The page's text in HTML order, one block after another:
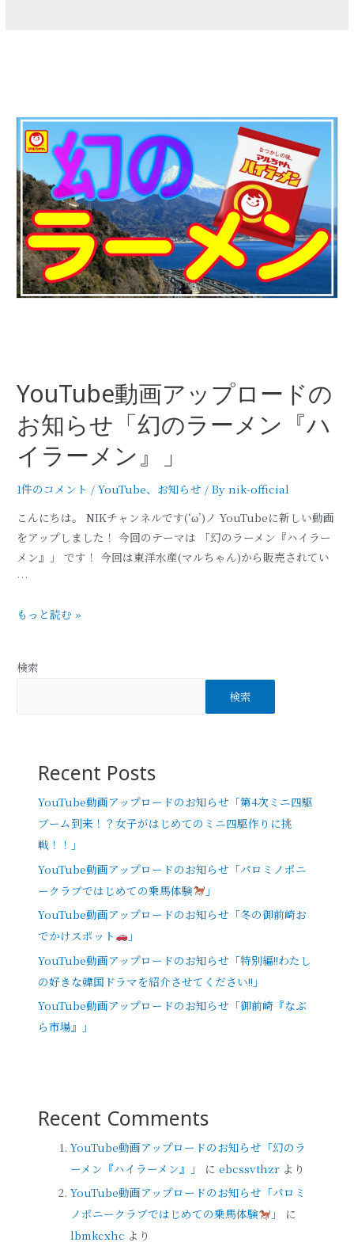
YouTube動画アップロードの
お知らせ「幻のラーメン『ハ
イラーメン』」
1件のコメント /YouTube、 お知らせ / Bynik-official
こんにちは。 NIKチャンネルです(‘ω’)ノ YouTubeに新しい動画
をアップしました！ 今回のテーマは 「幻のラーメン『ハイラー
メン』」 です！ 今回は東洋水産(マルちゃん)から販売されてい
…
もっと読む »
検索
検索
Recent Posts
YouTube動画アップロードのお知らせ「第4次ミニ四駆
ブーム到来！？女子がはじめてのミニ四駆作りに挑
戦！！」
YouTube動画アップロードのお知らせ「パロミノポニ
ークラブではじめての乗馬体験
」
YouTube動画アップロードのお知らせ「冬の御前崎お
でかけスポット
」
YouTube動画アップロードのお知らせ「特別編!!わたし
の好きな韓国ドラマを紹介させてください!!」
YouTube動画アップロードのお知らせ「御前崎『なぶ
ら市場』」
Recent Comments
YouTube動画アップロードのお知らせ「幻のラ
ーメン『ハイラーメン』」
にebcssvthzr より
YouTube動画アップロードのお知らせ「パロミ
ノポニークラブではじめての乗馬体験
」
に
lbmkcxhc より